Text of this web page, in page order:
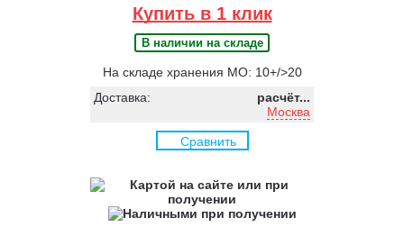
Купить в 1 клик
В наличии на складе
На складе хранения МО: 10+/>20
Доставка:
расчёт...
Москва
Сравнить